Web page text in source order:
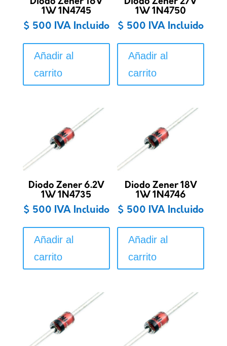
1W 1N4745
$ 500 IVA Incluido
Añadir al
carrito
1W 1N4750
$ 500 IVA Incluido
Añadir al
carrito
Diodo Zener 6.2V
1W 1N4735
$ 500 IVA Incluido
Añadir al
carrito
Diodo Zener 18V
1W 1N4746
$ 500 IVA Incluido
Añadir al
carrito